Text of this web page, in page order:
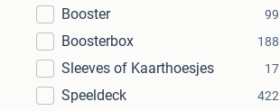
Booster 99
Boosterbox 188
Sleeves of Kaarthoesjes 17
Speeldeck 422